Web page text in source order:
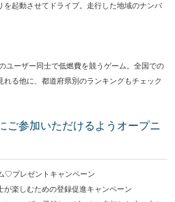
を起動させてドライブ。走行した地域のナンバ
ーザー同士で低燃費を競うゲーム。全国での
る他に、都道府県別のランキングもチェック
ご参加いただけるようオープニ
レゼントキャンペーン
しむための登録促進キャンペーン